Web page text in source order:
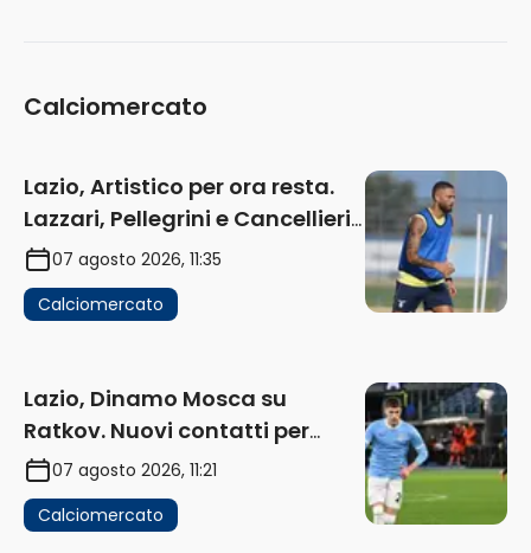
Calciomercato
Lazio, Artistico per ora resta.
Lazzari, Pellegrini e Cancellieri
in uscita
07 agosto 2026, 11:35
Calciomercato
Lazio, Dinamo Mosca su
Ratkov. Nuovi contatti per
Pinamonti
07 agosto 2026, 11:21
Calciomercato